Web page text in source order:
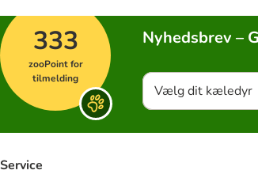
333
zooPoint for
tilmelding
Nyhedsbrev –
Vælg dit kæledyr
Service